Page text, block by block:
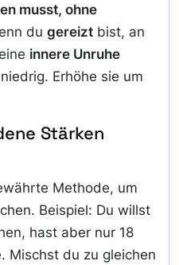
musst, ohne
du gereizt bist, an
innere Unruhe
Erhöhe sie um
Stärken
Methode, um
Beispiel: Du willst
hast aber nur 18
Mischst du zu gleichen